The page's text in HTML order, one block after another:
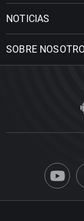
NOTICIAS
SOBRE